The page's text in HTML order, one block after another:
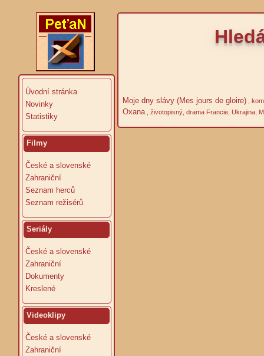
Úvodní stránka
Novinky
Statistiky
Filmy
České a slovenské
Zahraniční
Seznam herců
Seznam režisérů
Seriály
České a slovenské
Zahraniční
Dokumenty
Kreslené
Videoklipy
České a slovenské
Zahraniční
Moje dny slávy (Mes jours de gloire) ,
Oxana , životopisný, drama Francie, Ukrajina,